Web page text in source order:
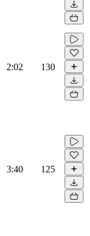
2:02 130
3:40 125